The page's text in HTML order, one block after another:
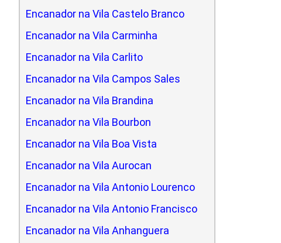
Encanador na Vila Castelo Branco
Encanador na Vila Carminha
Encanador na Vila Carlito
Encanador na Vila Campos Sales
Encanador na Vila Brandina
Encanador na Vila Bourbon
Encanador na Vila Boa Vista
Encanador na Vila Aurocan
Encanador na Vila Antonio Lourenco
Encanador na Vila Antonio Francisco
Encanador na Vila Anhanguera